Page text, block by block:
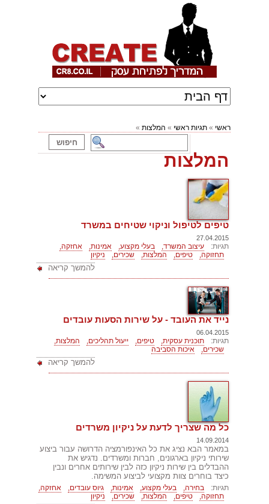
ראשי » תגיות ראשי » המלצות »
המלצות
טיפים לטיפול וניקוי שטיחים במשרד
27.04.2015
תגיות: עיצוב המשרד, בעלי מקצוע, אמינות,
אחזקה,
תחזוקה,
טיפים, המלצות, שכירים, ניקיון
להמשך קריאה
נייד את העובד - על שירות הסעות עובדים
06.04.2015
תגיות: תוכנית עסקית, טיפים, ייעול תהליכים,
המלצות,
שכירים,
איכות הסביבה
להמשך קריאה
כל מה שצריך לדעת על ניקיון משרדים
14.09.2014
במאמר הבא נציג את כל האינפורמציה הדרושה עבור ביצוע
שירותי ניקיון בארגונים, חברות ומשרדים. נדגיש את
ההבדלים בין שירות ניקיון כזה לבין שירותים אחרים ונבין
כיצד בוחרים צוות מקצועי לביצוע המשימה.
תגיות: בחירה, בעלי מקצוע, אמינות, גיוס עובדים,
אחזקה,
תחזוקה,
טיפים, המלצות, שכירים, ניקיון